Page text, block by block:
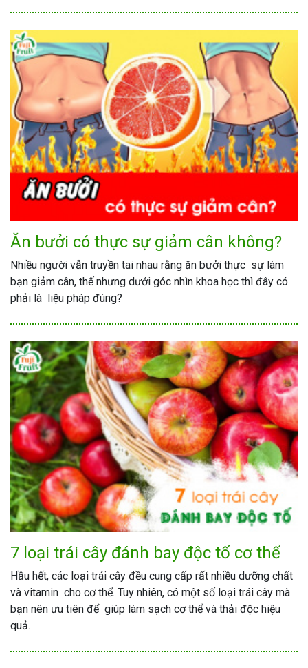
Ăn bưởi có thực sự giảm cân không?
Nhiều người vẫn truyền tai nhau rằng ăn bưởi thực sự làm
bạn giảm cân, thế nhưng dưới góc nhìn khoa học thì đây có
phải là liệu pháp đúng?
7 loại trái cây đánh bay độc tố cơ thể
Hầu hết, các loại trái cây đều cung cấp rất nhiều dưỡng chất
và vitamin cho cơ thể. Tuy nhiên, có một số loại trái cây mà
bạn nên ưu tiên để giúp làm sạch cơ thể và thải độc hiệu
quả.